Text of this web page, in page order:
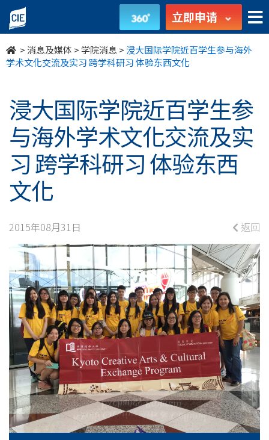
浸
大
国
学
院
近
百
学
生
参
与
海
外
学
术
文
立即申请
>消息及媒体 >学院消息 > 浸大国际学院近百学生参与海外
学术文化交流及实习 跨学科研习 体验东西文化
浸大国际学院近百学生参
与海外学术文化交流及实
习 跨学科研习 体验东西
文化
2015年08月31日 返回